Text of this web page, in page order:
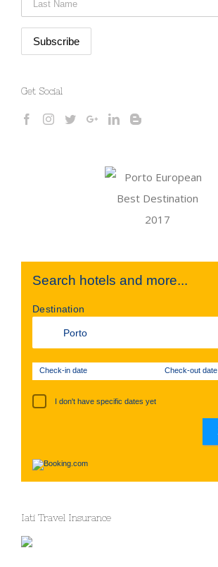
Get Social
Search hotels and more...
Destination
Check-in date Check-out date
I don't have specific dates yet
Iati Travel Insurance